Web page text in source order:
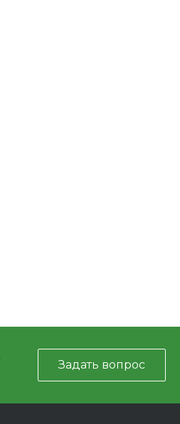
Задать вопрос